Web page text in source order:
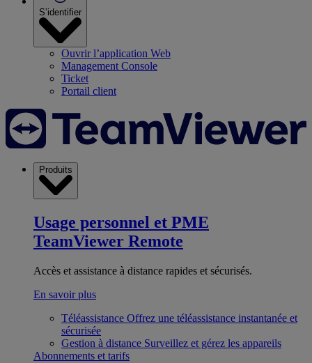
S’identifier
Ouvrir l’application Web
Management Console
Ticket
Portail client
Produits
Usage personnel et PME
TeamViewer Remote
Accès et assistance à distance rapides et sécurisés.
En savoir plus
Téléassistance Offrez une téléassistance instantanée et
sécurisée
Gestion à distance Surveillez et gérez les appareils
Abonnements et tarifs